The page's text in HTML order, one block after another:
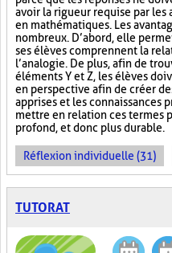
avoir la rigueur requise par
en mathématiques. Les
nombreux. D’abord, elle
ses élèves comprennent la
l’analogie. De plus, afin de
éléments Y et Z, les élèves
en perspective afin de créer
apprises et les connaissances
mettre en relation ces termes
profond, et donc plus durable.
Réflexion individuelle (31)
TUTORAT